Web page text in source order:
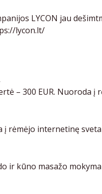
LYCON jau
lycon.lt/
– 300 EUR. Nuoroda
į rėmėjo internetinę
ir kūno masažo